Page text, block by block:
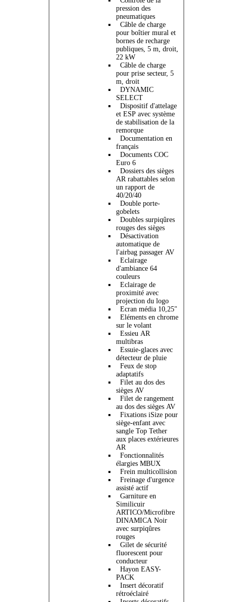
pression des
pneumatiques
Câble de charge
pour boîtier mural et
bornes de recharge
publiques, 5 m, droit,
22 kW
Câble de charge
pour prise secteur, 5
m, droit
DYNAMIC
SELECT
Dispositif d'attelage
et ESP avec système
de stabilisation de la
remorque
Documentation en
français
Documents COC
Euro 6
Dossiers des sièges
AR rabattables selon
un rapport de
40/20/40
Double porte-
gobelets
Doubles surpiqûres
rouges des sièges
Désactivation
automatique de
l'airbag passager AV
Eclairage
d'ambiance 64
couleurs
Eclairage de
proximité avec
projection du logo
Ecran média 10,25"
Eléments en chrome
sur le volant
Essieu AR
multibras
Essuie-glaces avec
détecteur de pluie
Feux de stop
adaptatifs
Filet au dos des
sièges AV
Filet de rangement
au dos des sièges AV
Fixations iSize pour
siège-enfant avec
sangle Top Tether
aux places extérieures
AR
Fonctionnalités
élargies MBUX
Frein multicollision
Freinage d'urgence
assisté actif
Garniture en
Similicuir
ARTICO/Microfibre
DINAMICA Noir
avec surpiqûres
rouges
Gilet de sécurité
fluorescent pour
conducteur
Hayon EASY-
PACK
Insert décoratif
rétroéclairé